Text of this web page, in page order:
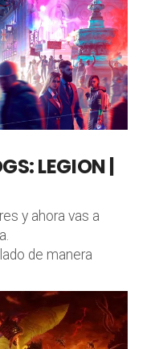
LEGION |
y ahora vas a
de manera